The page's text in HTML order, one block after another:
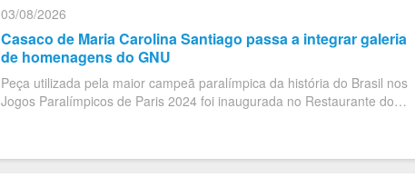
03/08/2026
Casaco de Maria Carolina Santiago passa a integrar galeria
de homenagens do GNU
Peça utilizada pela maior campeã paralímpica da história do Brasil nos
Jogos Paralímpicos de Paris 2024 foi inaugurada no Restaurante do